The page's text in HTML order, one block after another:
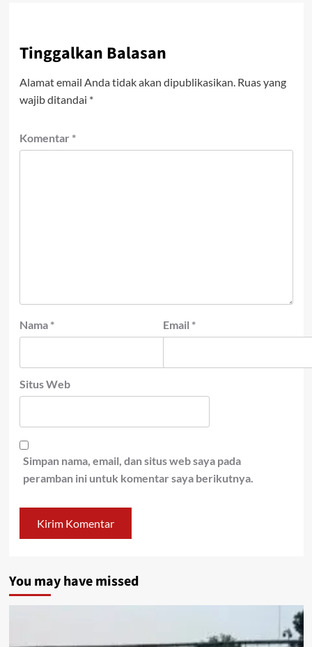
Tinggalkan Balasan
Alamat email Anda tidak akan dipublikasikan. Ruas yang
wajib ditandai *
Komentar *
Nama * Email *
Situs Web
Simpan nama, email, dan situs web saya pada
peramban ini untuk komentar saya berikutnya.
You may have missed